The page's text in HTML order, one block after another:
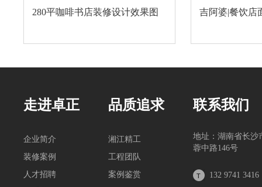
280平咖啡书店装修设计效果图 吉阿婆|餐饮店
走进卓正
企业简介
装修案例
人才招聘
品质追求
湘江精工
工程团队
案例鉴赏
联系我们
地址：湖南省长沙
蓉中路146号
132 9741 3416